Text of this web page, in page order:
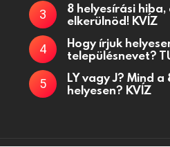
8 helyesírási hiba,
elkerülnöd! KVÍZ
Hogy írjuk
településnevet?
LY vagy J? Mind
helyesen? KVÍZ